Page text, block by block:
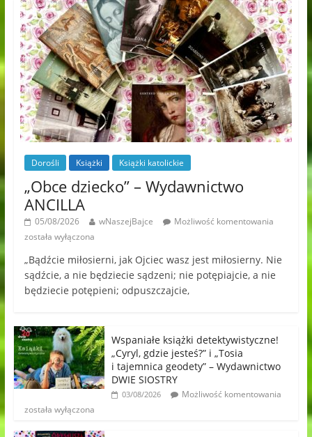
Dorośli Książki Książki katolickie
„Obce dziecko” – Wydawnictwo
ANCILLA
05/08/2026 wNaszejBajce
Możliwość komentowania
została wyłączona
„Bądźcie miłosierni, jak Ojciec wasz jest miłosierny. Nie
sądźcie, a nie będziecie sądzeni; nie potępiajcie, a nie
będziecie potępieni; odpuszczajcie,
Wspaniałe książki detektywistyczne!
„Cyryl, gdzie jesteś?” i „Tosia
i tajemnica geodety” – Wydawnictwo
DWIE SIOSTRY
03/08/2026
Możliwość komentowania
została wyłączona